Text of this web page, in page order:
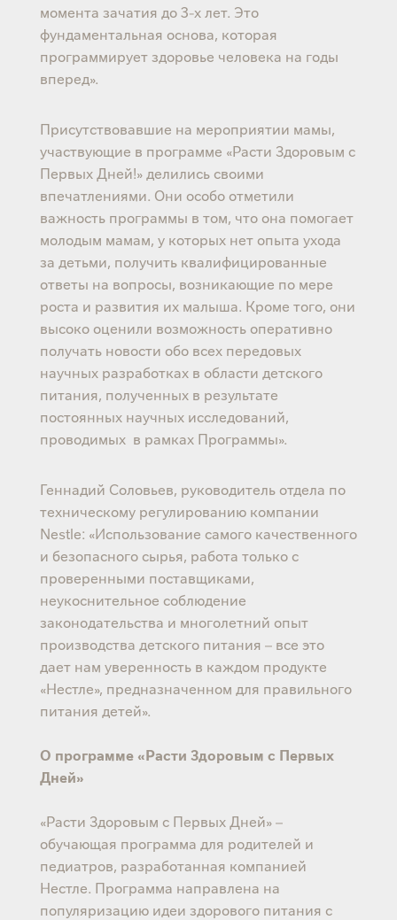
момента зачатия до 3-х лет. Это
фундаментальная основа, которая
программирует здоровье человека на годы
вперед».
Присутствовавшие на мероприятии мамы,
участвующие в программе «Расти Здоровым с
Первых Дней!» делились своими
впечатлениями. Они особо отметили
важность программы в том, что она помогает
молодым мамам, у которых нет опыта ухода
за детьми, получить квалифицированные
ответы на вопросы, возникающие по мере
роста и развития их малыша. Кроме того, они
высоко оценили возможность оперативно
получать новости обо всех передовых
научных разработках в области детского
питания, полученных в результате
постоянных научных исследований,
проводимых в рамках Программы».
Геннадий Соловьев, руководитель отдела по
техническому регулированию компании
Nestle: «Использование самого качественного
и безопасного сырья, работа только с
проверенными поставщиками,
неукоснительное соблюдение
законодательства и многолетний опыт
производства детского питания – все это
дает нам уверенность в каждом продукте
«Нестле», предназначенном для правильного
питания детей».
О программе «Расти Здоровым с Первых
Дней»
«Расти Здоровым с Первых Дней» –
обучающая программа для родителей и
педиатров, разработанная компанией
Нестле. Программа направлена на
популяризацию идеи здорового питания с